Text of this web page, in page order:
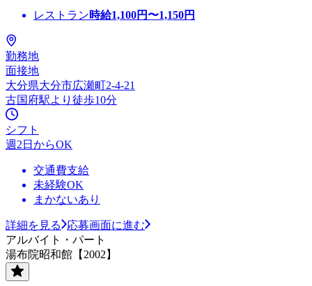
レストラン時給1,100円〜1,150円
勤務地
面接地
大分県大分市広瀬町2-4-21
古国府駅より徒歩10分
シフト
週2日からOK
交通費支給
未経験OK
まかないあり
詳細を見る
応募画面に進む
アルバイト・パート
湯布院昭和館【2002】